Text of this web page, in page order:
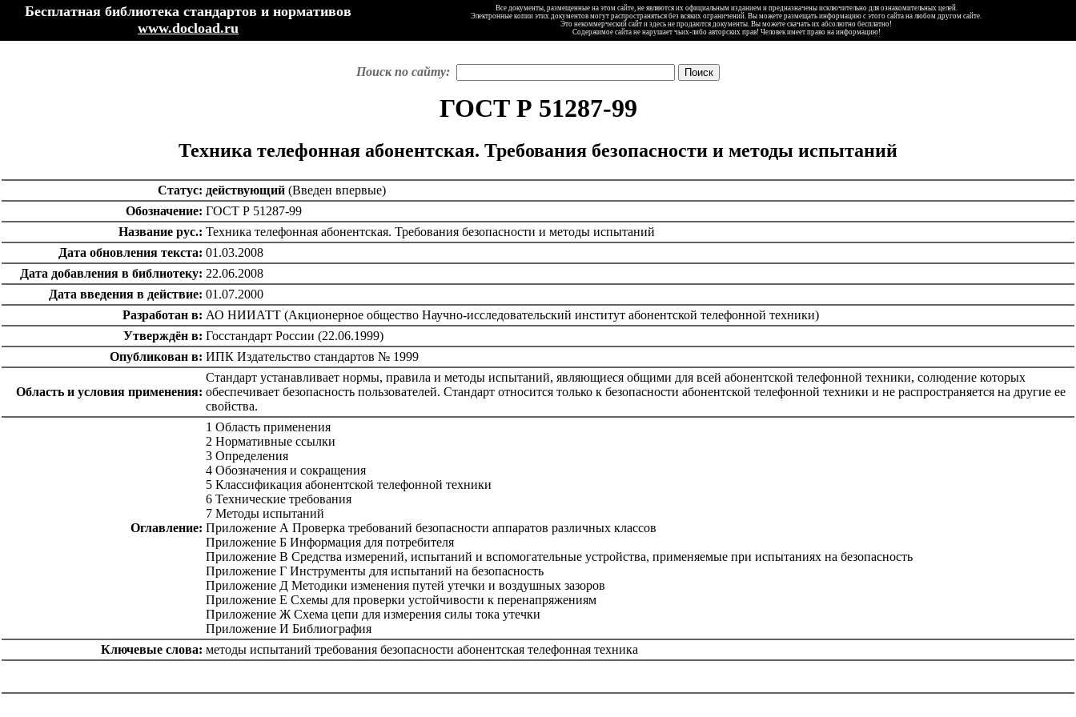
Бесплатная библиотека стандартов и нормативов
www.docload.ru
Все документы, размещенные на этом сайте, не являются их официальным изданием и предназначены исключительно для ознакомительных целей.
Электронные копии этих документов могут распространяться без всяких ограничений. Вы можете размещать информацию с этого сайта на любом другом сайте.
Это некоммерческий сайт и здесь не продаются документы. Вы можете скачать их абсолютно бесплатно!
Содержимое сайта не нарушает чьих-либо авторских прав! Человек имеет право на информацию!
Поиск по сайту:
ГОСТ Р 51287-99
Техника телефонная абонентская. Требования безопасности и методы испытаний
Статус: действующий (Введен впервые)
Обозначение: ГОСТ Р 51287-99
Название рус.: Техника телефонная абонентская. Требования безопасности и методы испытаний
Дата обновления текста: 01.03.2008
Дата добавления в библиотеку: 22.06.2008
Дата введения в действие: 01.07.2000
Разработан в: АО НИИАТТ (Акционерное общество Научно-исследовательский институт абонентской телефонной техники)
Утверждён в: Госстандарт России (22.06.1999)
Опубликован в: ИПК Издательство стандартов № 1999
Область и условия применения:
Стандарт устанавливает нормы, правила и методы испытаний, являющиеся общими для всей абонентской телефонной техники, солюдение которых
обеспечивает безопасность пользователей. Стандарт относится только к безопасности абонентской телефонной техники и не распространяется на другие ее
свойства.
Оглавление:
1 Область применения
2 Нормативные ссылки
3 Определения
4 Обозначения и сокращения
5 Классификация абонентской телефонной техники
6 Технические требования
7 Методы испытаний
Приложение А Проверка требований безопасности аппаратов различных классов
Приложение Б Информация для потребителя
Приложение В Средства измерений, испытаний и вспомогательные устройства, применяемые при испытаниях на безопасность
Приложение Г Инструменты для испытаний на безопасность
Приложение Д Методики изменения путей утечки и воздушных зазоров
Приложение Е Схемы для проверки устойчивости к перенапряжениям
Приложение Ж Схема цепи для измерения силы тока утечки
Приложение И Библиография
Ключевые слова: методы испытаний требования безопасности абонентская телефонная техника